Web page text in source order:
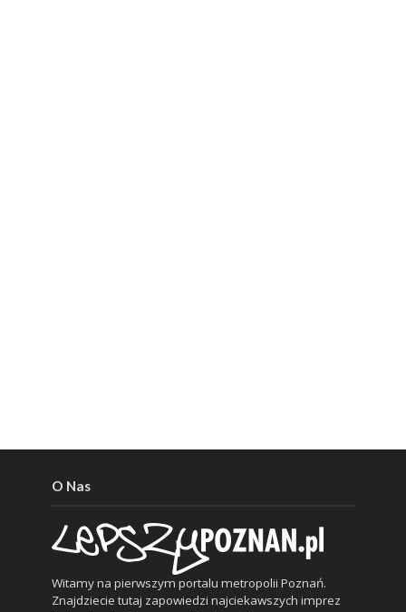
O Nas
Witamy na pierwszym portalu metropolii Poznań.
Znajdziecie tutaj zapowiedzi najciekawszych imprez